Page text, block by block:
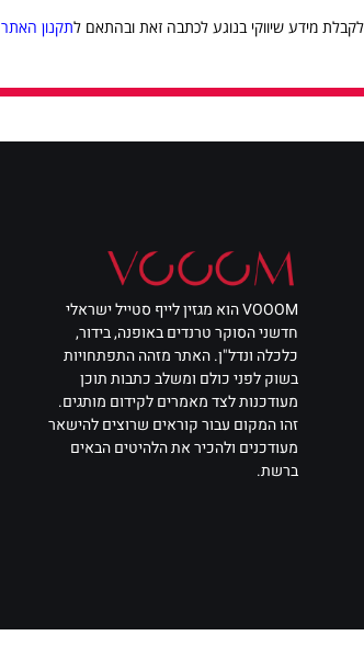
לקבלת מידע שיווקי בנוגע לכתבה זאת ובהתאם לתקנון האתר
VOOOM הוא מגזין לייף סטייל ישראלי
חדשני הסוקר טרנדים באופנה, בידור,
כלכלה ונדל"ן. האתר מזהה התפתחויות
בשוק לפני כולם ומשלב כתבות תוכן
מעודכנות לצד מאמרים לקידום מותגים.
זהו המקום עבור קוראים שרוצים להישאר
מעודכנים ולהכיר את הלהיטים הבאים
ברשת.